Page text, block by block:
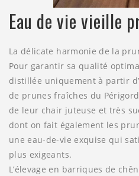
Eau de vie vieille
La délicate harmonie de la
Pour garantir sa qualité
distillée uniquement à partir
de prunes fraîches du
de leur chair juteuse et très
dont on fait également les
une eau-de-vie exquise qui
plus exigeants.
L’élevage en barriques de